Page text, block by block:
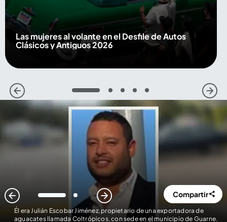
Las mujeres al volante en el Desfile de Autos
Clásicos y Antiguos 2026
1 2 3 4 5
Él era Julián Escobar Jiménez, propietario de una exportadora de
aguacates llamada Coltrópicos, con sede en el municipio de Guarne.
1 2 Compartir